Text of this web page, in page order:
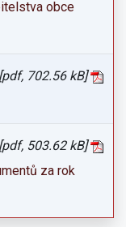
obce
[pdf, 702.56 kB]
[pdf, 503.62 kB]
za rok